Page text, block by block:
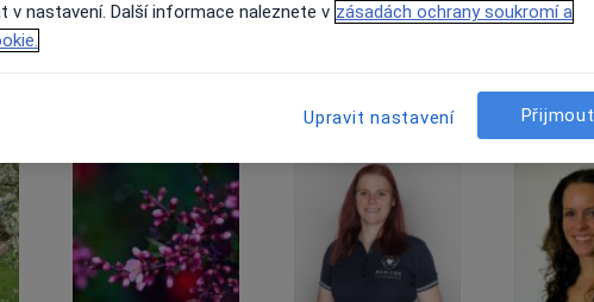
v nastavení. Další informace naleznete v zásadách ochrany soukromí a
Upravit nastavení Přijmout